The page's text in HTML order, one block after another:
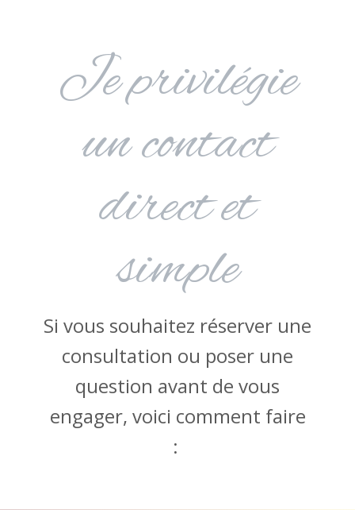
Je privilégie
un contact
direct et
simple
Si vous souhaitez réserver une
consultation ou poser une
question avant de vous
engager, voici comment faire
: